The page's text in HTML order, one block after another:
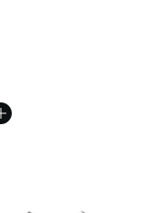
Plus de couleurs